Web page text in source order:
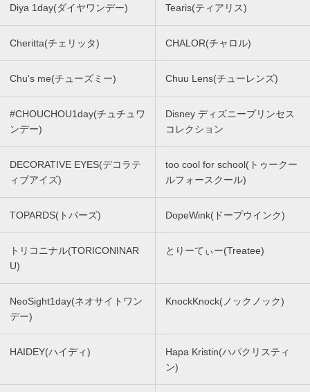
Diya 1day(ダイヤワンデー) Tearis(ティアリス)
Cheritta(チェリッタ) CHALOR(チャロル)
Chu's me(チューズミー) Chuu Lens(チューレンズ)
#CHOUCHOU1day(チュチュワ
ンデー)
Disney ディズニープリンセス
コレクション
DECORATIVE EYES(デコラテ
ィブアイズ)
too cool for school(トゥークー
ルフォースクール)
TOPARDS(トパーズ) DopeWink(ドープウインク)
トリコニナル(TORICONINAR
U)
とりーてぃー(Treatee)
NeoSight1day(ネオサイトワン
デー)
KnockKnock(ノックノック)
HAIDEY(ハイディ)
Hapa Kristin(ハパクリスティ
ン)